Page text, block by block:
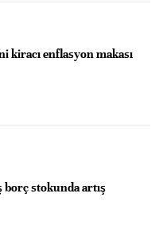
kiracı enflasyon makası
borç stokunda artış